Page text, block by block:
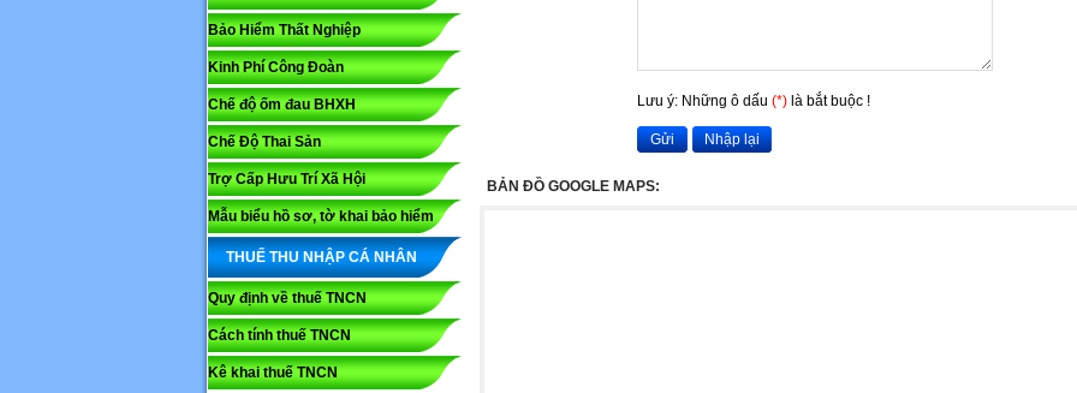
Bảo Hiểm Thất Nghiệp
Kinh Phí Công Đoàn
Chế độ ốm đau BHXH
Chế Độ Thai Sản
Trợ Cấp Hưu Trí Xã Hội
Mẫu biểu hồ sơ, tờ khai bảo hiểm
THUẾ THU NHẬP CÁ NHÂN
Quy định về thuế TNCN
Cách tính thuế TNCN
Kê khai thuế TNCN
Lưu ý: Những ô dấu (*)là bắt buộc !
Gửi Nhập lại
BẢN ĐỒ GOOGLE MAPS: